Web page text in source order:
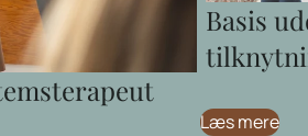
Basis
Læs mere